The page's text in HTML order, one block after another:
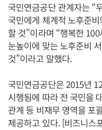
국민연금공단 관계자는 “
국민에게 체계적 노후준
할 것”이라며 “행복한
눈높이에 맞는 노후준비
것”이라고 말했다.
국민연금공단은 2015년
시행됨에 따라 전 국민을
관계 등 비재무 영역을 포
제공하고 있다. [비즈니스